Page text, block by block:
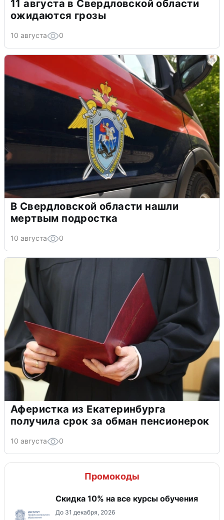
11 августа в Свердловской области
ожидаются грозы
10 августа 0
В Свердловской области нашли
мертвым подростка
10 августа 0
Аферистка из Екатеринбурга
получила срок за обман пенсионерок
10 августа 0
Промокоды
Скидка 10% на все курсы обучения
До 31 декабря, 2026